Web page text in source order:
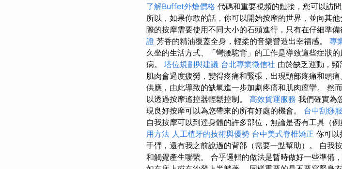
了解Buffet外燴價格 代碼和重要視頻的鏈接，您可以訪
所以，如果你敢的話，你可以開始按摩的世界，並向其
際的按摩需要使用不同大小的石頭進行，只有在仔細準備
證 芳香的精油覆蓋全身，輕柔的音樂營造出幸福感。 專
久坐的生活方式、「彎腰駝背」的工作是導致這些症狀
病。 塔位規劃與建議 台北專業徵信社 由於缺乏運動，
肌肉會過度疲勞，變得疼痛和緊張，出現頸部疼痛和頭痛
供應，由此導致的缺氧進一步加劇疼痛和肌肉痙攣。 然
以透過按摩遙控器輕鬆控制。 高效貨運服務 我們確實為
現良好按摩可以為您帶來的所有好處的機會。 台中刮痧
自我按摩可以到達身體的許多部位，無論是否有工具（
用方法 人工植牙的技術與優勢 台中美式脊椎矯正 你可以
手臂，還有我之前說過的背部（需要一點幫助）。 自我
和觸覺產生聯繫。 合乎邏輯的做法是暫時做好一些準備